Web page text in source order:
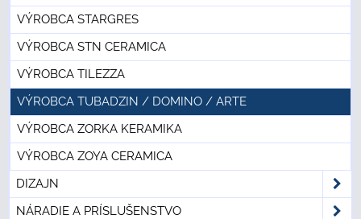
VÝROBCA STARGRES
VÝROBCA STN CERAMICA
VÝROBCA TILEZZA
VÝROBCA TUBADZIN / DOMINO / ARTE
VÝROBCA ZORKA KERAMIKA
VÝROBCA ZOYA CERAMICA
DIZAJN
NÁRADIE A PRÍSLUŠENSTVO